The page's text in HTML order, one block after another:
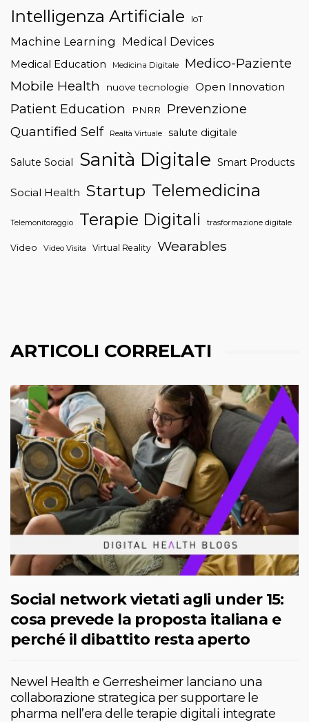
Intelligenza Artificiale IoT
Machine Learning Medical Devices
Medical Education Medicina Digitale
Medico-Paziente
Mobile Health
nuove tecnologie Open Innovation
Patient Education PNRR
Prevenzione
Quantified Self
Realtà Virtuale salute digitale
Salute Social Sanità Digitale Smart Products
Social Health Startup Telemedicina
Telemonitoraggio Terapie Digitali trasformazione digitale
Video Video Visita Virtual Reality Wearables
ARTICOLI CORRELATI
Social network vietati agli under 15:
cosa prevede la proposta italiana e
perché il dibattito resta aperto
Newel Health e Gerresheimer lanciano una
collaborazione strategica per supportare le
pharma nell’era delle terapie digitali integrate